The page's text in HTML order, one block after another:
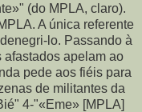
(do MPLA, claro).
A única referente
lo. Passando à
afastados apelam ao
pede aos fiéis para
de militantes da
4-"«Eme» [MPLA]